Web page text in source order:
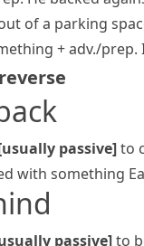
of a parking
+ adv./prep.
reverse
passive]to
with something
passive]to